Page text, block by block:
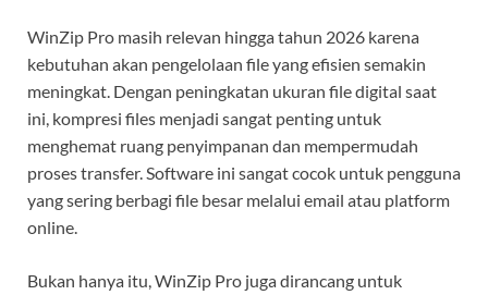
WinZip Pro masih relevan hingga tahun 2026 karena
kebutuhan akan pengelolaan file yang efisien semakin
meningkat. Dengan peningkatan ukuran file digital saat
ini, kompresi files menjadi sangat penting untuk
menghemat ruang penyimpanan dan mempermudah
proses transfer. Software ini sangat cocok untuk pengguna
yang sering berbagi file besar melalui email atau platform
online.
Bukan hanya itu, WinZip Pro juga dirancang untuk